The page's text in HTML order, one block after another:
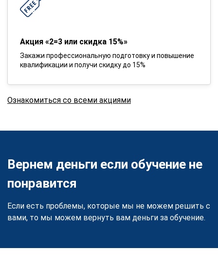
Акция «2=3 или скидка 15%»
Закажи профессиональную подготовку и повышение
квалификации и получи скидку до 15%
Ознакомиться со всеми акциями
Вернем деньги если обучение не
понравится
Если есть проблемы, которые мы не можем решить с
вами, то мы можем вернуть вам деньги за обучение.